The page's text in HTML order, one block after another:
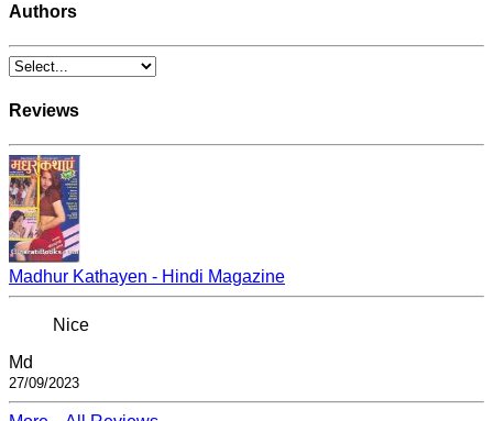
Authors
Reviews
Madhur Kathayen - Hindi Magazine
Nice
Md
27/09/2023